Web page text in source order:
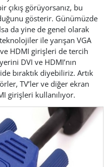
çıkış görüyorsanız, bu
gösterir. Günümüzde
da yine de genel olarak
ile yarışan VGA
HDMI girişleri de tercih
DVI ve HDMI’nın
bıraktık diyebiliriz. Artık
TV’ler ve diğer ekran
girişleri kullanılıyor.